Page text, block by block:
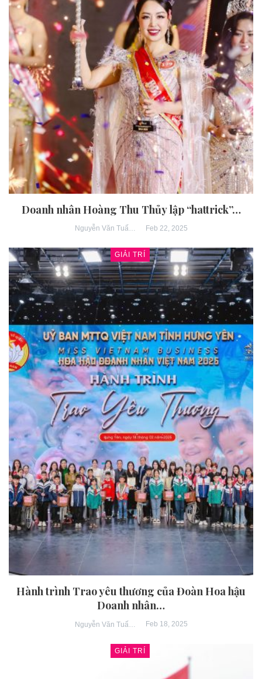
Doanh nhân Hoàng Thu Thủy lập “hattrick”…
Nguyễn Văn Tuấn Feb 22, 2025
GIẢI TRÍ
Hành trình Trao yêu thương của Đoàn Hoa hậu
Doanh nhân…
Feb 18, 2025
GIẢI TRÍ